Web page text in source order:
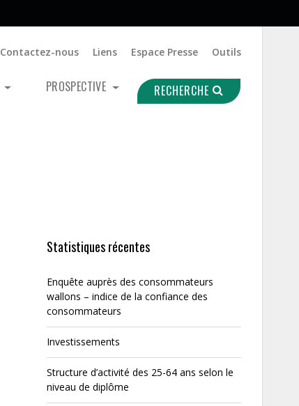
Contactez-nous Liens Espace Presse Outils
PROSPECTIVE RECHERCHE
Statistiques récentes
Enquête auprès des consommateurs
wallons – indice de la confiance des
consommateurs
Investissements
Structure d’activité des 25-64 ans selon le
niveau de diplôme